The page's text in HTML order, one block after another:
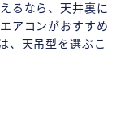
るなら、天井裏に
アコンがおすすめ
、天吊型を選ぶこ